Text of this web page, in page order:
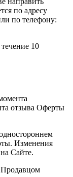
по адресу
по телефону:
10
отзыва Оферты
Изменения
Сайте.